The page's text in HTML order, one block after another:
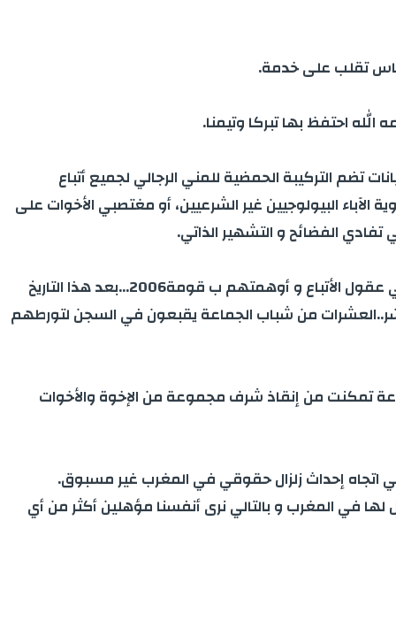
احتفظ بها تبركا وتيمنا.
تضم التركيبة الحمضية للمني الرجالي لجميع أتباع
البيولوجيين غير الشرعيين، أو مغتصبي الأخوات على
تفادي الفضائح و التشهير الذاتي.
م.أ.ب: إنني استغرب من هذا الكلام ..بالله عليكم نحن جماعة نتاجر في الدين ف أحرى بالبشر! الجماعة تتاجر منذ أربعين سنة في عقول الأتباع و أوهمتهم ب قومة2006…بعد هذا التاريخ
من شباب الجماعة يقبعون في السجن لتورطهم
تمكنت من إنقاذ شرف مجموعة من الإخوة والأخوات
إحداث زلزال حقوقي في المغرب غير مسبوق.
في المغرب و بالتالي نرى أنفسنا مؤهلين أكثر من أي